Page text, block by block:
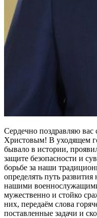
Сердечно поздравляю
Христовым! В уходящем
бывало в истории,
защите безопасности и
борьбе за наши
определять путь
нашими
мужественно и стойко
них, передаём слова
поставленные задачи и